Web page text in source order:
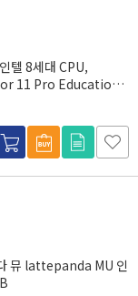
텔 8세대 CPU,
11 Pro Education
함
뮤 lattepanda MU 인